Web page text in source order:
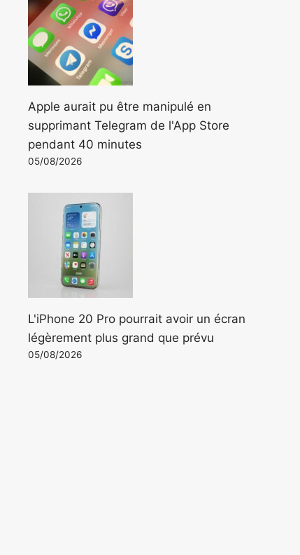
Apple aurait pu être manipulé en
supprimant Telegram de l'App Store
pendant 40 minutes
05/08/2026
L'iPhone 20 Pro pourrait avoir un écran
légèrement plus grand que prévu
05/08/2026